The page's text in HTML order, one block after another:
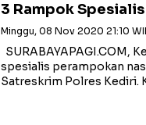
3 Rampok
Minggu, 08 Nov 2020 21:10
SURABAYAPAGI.COM,
spesialis perampokan
Satreskrim Polres Kediri.